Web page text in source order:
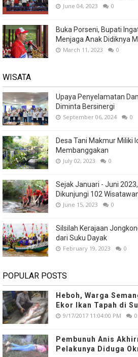
June 04, 2023 0
Buka Porseni, Bupati
Menjaga Anak Didiknya
March 11, 2023 0
WISATA
Upaya Penyelamatan
Diminta Bersinergi
September 06, 2024 0
Desa Tani Makmur Miliki
Membanggakan
July 02, 2023 0
Sejak Januari - Juni
Dikunjungi 102
June 15, 2023 0
Silsilah Kerajaan
dari Suku Dayak
February 19, 2023 0
POPULAR POSTS
Heboh, Warga
Ekor Ikan Tapah di
9/17/2017 11:04:00 PM 0
Pembunuh Anis
Pelakunya Diduga